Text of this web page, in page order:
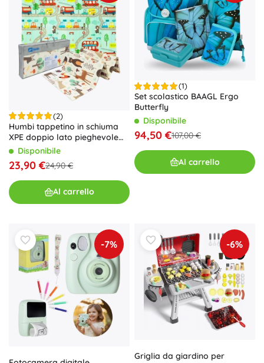
(2)
Humbi tappetino in schiuma
XPE doppio lato pieghevole
200 × 180 × 1 cm bosco e
stradine
Disponibile
23,90 €24,90 €
Al carrello
(1)
Set scolastico BAAGL Ergo
Butterfly
Disponibile
94,50 €107,00 €
Al carrello
-7% -6%
Griglia da giardino per